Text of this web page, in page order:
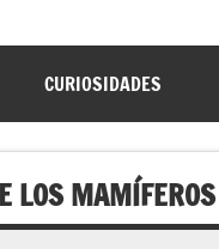
CURIOSIDADES
LOS MAMÍFEROS